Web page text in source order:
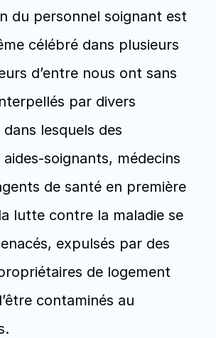
du personnel soignant est
célébré dans plusieurs
d’entre nous ont sans
par divers
lesquels des
soignants, médecins
de santé en première
lutte contre la maladie se
expulsés par des
de logement
contaminés au